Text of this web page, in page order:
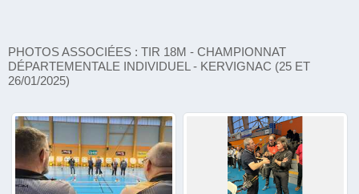
PHOTOS ASSOCIÉES : TIR 18M - CHAMPIONNAT
DÉPARTEMENTALE INDIVIDUEL - KERVIGNAC (25 ET
26/01/2025)